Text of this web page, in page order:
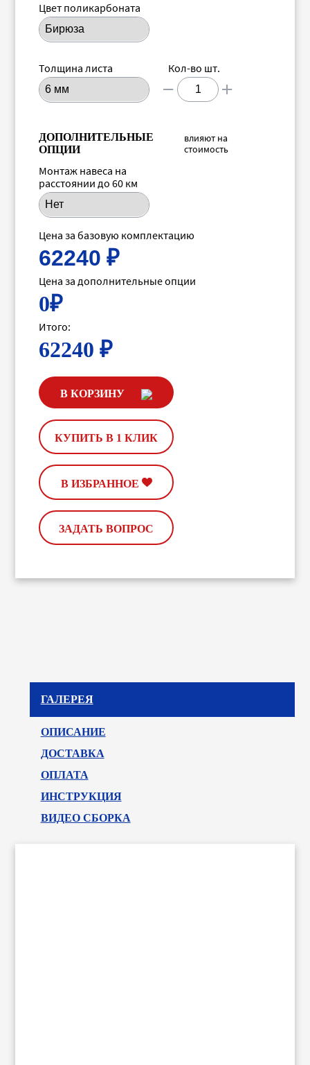
Цвет поликарбоната
Толщина листа Кол-во шт.
ДОПОЛНИТЕЛЬНЫЕ
ОПЦИИ
влияют на
стоимость
Монтаж навеса на
расстоянии до 60 км
Цена за базовую комплектацию
62240 ₽
Цена за дополнительные опции
0₽
Итого:
62240 ₽
В КОРЗИНУ
КУПИТЬ В 1 КЛИК
В ИЗБРАННОЕ
ЗАДАТЬ ВОПРОС
ГАЛЕРЕЯ
ОПИСАНИЕ
ДОСТАВКА
ОПЛАТА
ИНСТРУКЦИЯ
ВИДЕО СБОРКА